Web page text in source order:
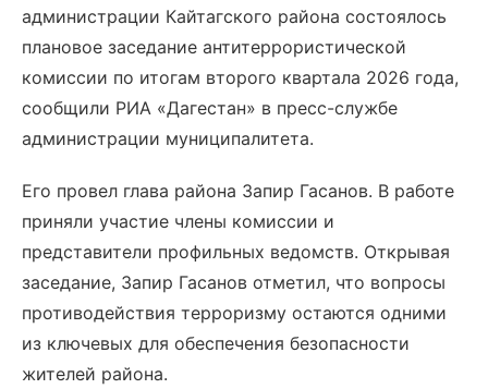
администрации Кайтагского района состоялось
плановое заседание антитеррористической
комиссии по итогам второго квартала 2026 года,
сообщили РИА «Дагестан» в пресс-службе
администрации муниципалитета.
Его провел глава района Запир Гасанов. В работе
приняли участие члены комиссии и
представители профильных ведомств. Открывая
заседание, Запир Гасанов отметил, что вопросы
противодействия терроризму остаются одними
из ключевых для обеспечения безопасности
жителей района.